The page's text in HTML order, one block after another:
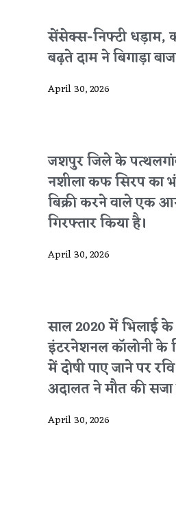
सेंसेक्स-निफ्टी
बढ़ते दाम ने बिगाड़ा
April 30, 2026
जशपुर जिले के
नशीला कफ सिरप का
बिक्री करने वाले एक
गिरफ्तार किया है।
April 30, 2026
साल 2020 में भिलाई के
इंटरनेशनल कॉलोनी के
में दोषी पाए जाने पर
अदालत ने मौत की सजा
April 30, 2026